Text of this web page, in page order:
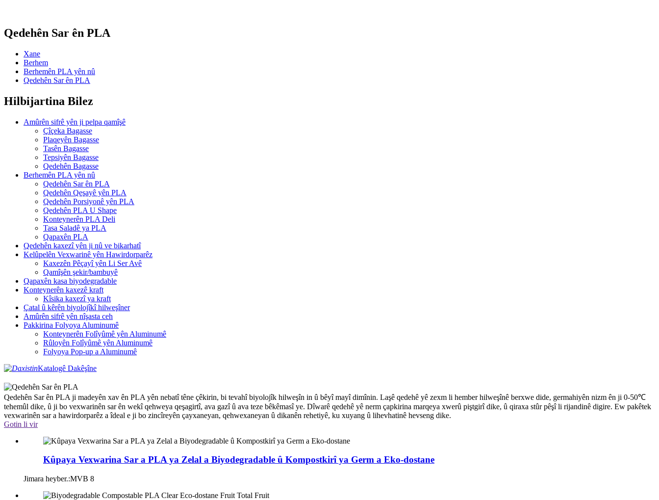
Qedehên Sar ên PLA
Xane
Berhem
Berhemên PLA yên nû
Qedehên Sar ên PLA
Hilbijartina Bilez
Amûrên sifrê yên ji pelpa qamîşê
Çîçeka Bagasse
Plaqeyên Bagasse
Tasên Bagasse
Tepsiyên Bagasse
Qedehên Bagasse
Berhemên PLA yên nû
Qedehên Sar ên PLA
Qedehên Qeşayê yên PLA
Qedehên Porsiyonê yên PLA
Qedehên PLA U Shape
Konteynerên PLA Deli
Tasa Saladê ya PLA
Qapaxên PLA
Qedehên kaxezî yên ji nû ve bikarhatî
Kelûpelên Vexwarinê yên Hawirdorparêz
Kaxezên Pêçayî yên Li Ser Avê
Qamîşên şekir/bambuyê
Qapaxên kasa biyodegradable
Konteynerên kaxezê kraft
Kîsika kaxezî ya kraft
Çatal û kêrên biyolojîkî hilweşîner
Amûrên sifrê yên nîşasta ceh
Pakkirina Folyoya Aluminumê
Konteynerên Folîyûmê yên Aluminumê
Rûloyên Folîyûmê yên Aluminumê
Folyoya Pop-up a Aluminumê
Katalogê Dakêşîne
Qedehên Sar ên PLA ji madeyên xav ên PLA yên nebatî têne çêkirin, bi tevahî biyolojîk hilweşîn in û bêyî mayî dimînin. Laşê qedehê yê zexm li hember hilweşînê berxwe dide, germahiyên nizm ên ji 0-50℃
tehemûl dike, û ji bo vexwarinên sar ên wekî qehweya qeşagirtî, ava gazî û ava teze bêkêmasî ye. Dîwarê qedehê yê nerm çapkirina marqeya xwerû piştgirî dike, û qiraxa stûr pêşî li rijandinê digire. Ew pakêtek
vexwarinên sar a hawirdorparêz a îdeal e ji bo zincîreyên çayxaneyan, qehwexaneyan û dikanên rehetiyê, ku xuyang û lihevhatinê hevseng dike.
Gotin li vir
Kûpaya Vexwarina Sar a PLA ya Zelal a Biyodegradable û Kompostkirî ya Germ a Eko-dostane
Jimara heyber.:MVB 8